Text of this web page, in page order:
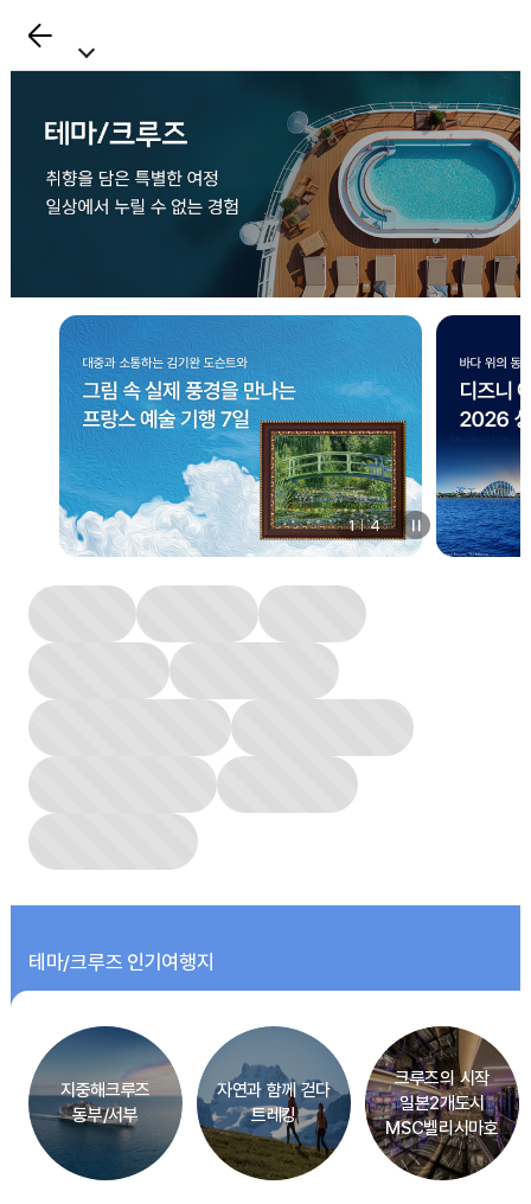
뒤
로
1 4
멈
춤
테마/크루즈 인기여행지
지중해크루즈
동부/서부
자연과 함께 걷다
트레킹
크루즈의 시작
일본2개도시
MSC벨리시마호